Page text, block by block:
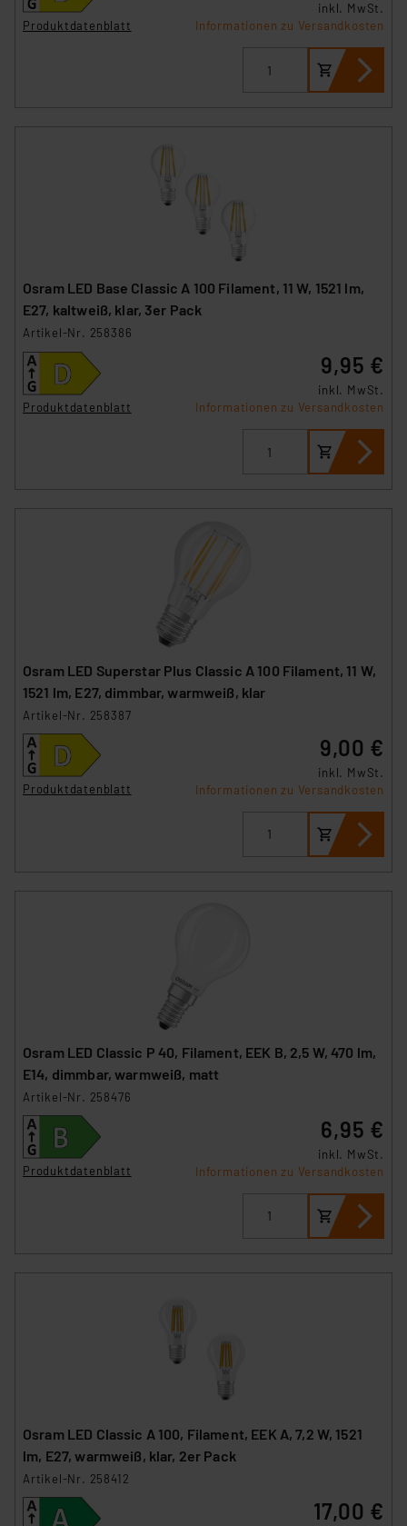
Produktdatenblatt
inkl. MwSt.
Informationen zu Versandkosten
Osram LED Base Classic A 100 Filament, 11 W, 1521 lm,
E27, kaltweiß, klar, 3er Pack
Artikel-Nr. 258386
Produktdatenblatt
9,95 €
inkl. MwSt.
Informationen zu Versandkosten
Osram LED Superstar Plus Classic A 100 Filament, 11 W,
1521 lm, E27, dimmbar, warmweiß, klar
Artikel-Nr. 258387
Produktdatenblatt
9,00 €
inkl. MwSt.
Informationen zu Versandkosten
Osram LED Classic P 40, Filament, EEK B, 2,5 W, 470 lm,
E14, dimmbar, warmweiß, matt
Artikel-Nr. 258476
Produktdatenblatt
6,95 €
inkl. MwSt.
Informationen zu Versandkosten
Osram LED Classic A 100, Filament, EEK A, 7,2 W, 1521
lm, E27, warmweiß, klar, 2er Pack
Artikel-Nr. 258412
17,00 €